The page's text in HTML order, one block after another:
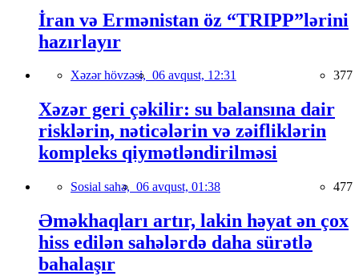
İran və Ermənistan öz “TRIPP”lərini
hazırlayır
Xəzər hövzəsi, 06 avqust, 12:31 377
Xəzər geri çəkilir: su balansına dair
risklərin, nəticələrin və zəifliklərin
kompleks qiymətləndirilməsi
Sosial sahə, 06 avqust, 01:38 477
Əməkhaqları artır, lakin həyat ən çox
hiss edilən sahələrdə daha sürətlə
bahalaşır